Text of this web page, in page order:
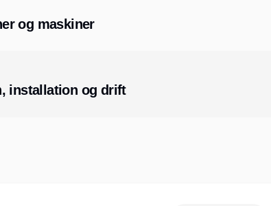
og maskiner
installation og drift